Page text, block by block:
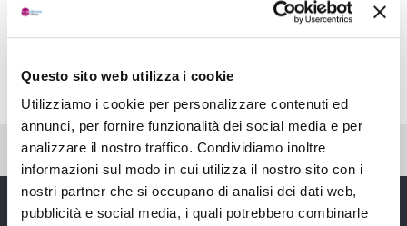
Questo sito web utilizza i cookie
Utilizziamo i cookie per personalizzare contenuti ed
annunci, per fornire funzionalità dei social media e per
analizzare il nostro traffico. Condividiamo inoltre
informazioni sul modo in cui utilizza il nostro sito con i
nostri partner che si occupano di analisi dei dati web,
pubblicità e social media, i quali potrebbero combinarle
Condividi
Pubblicato: 30 Aprile 2022 — Ultima modifica: 02 Agosto 2022